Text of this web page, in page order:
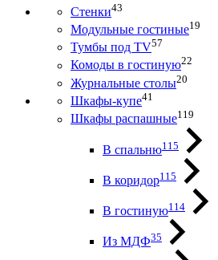
Стенки43
Модульные гостиные19
Тумбы под ТV57
Комоды в гостиную22
Журнальные столы20
Шкафы-купе41
Шкафы распашные119
В спальню115
В коридор115
В гостиную114
Из МДФ35